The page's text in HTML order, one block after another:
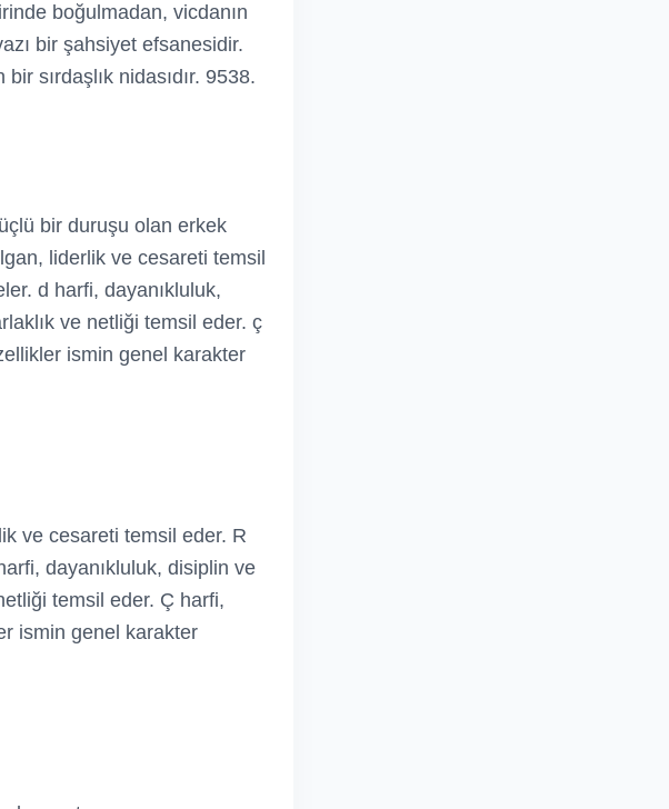
boğulmadan, vicdanın
bir şahsiyet efsanesidir.
sırdaşlık nidasıdır. 9538.
bir duruşu olan erkek
liderlik ve cesareti temsil
d harfi, dayanıkluluk,
ve netliği temsil eder. ç
ismin genel karakter
ve cesareti temsil eder. R
dayanıkluluk, disiplin ve
temsil eder. Ç harfi,
ismin genel karakter